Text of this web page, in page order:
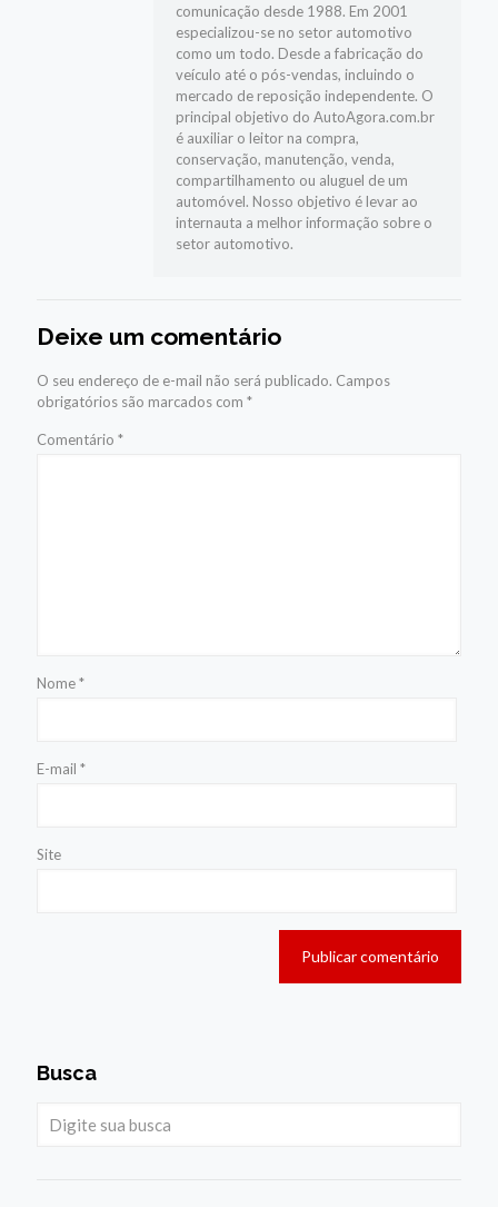
comunicação desde 1988. Em 2001
especializou-se no setor automotivo
como um todo. Desde a fabricação do
veículo até o pós-vendas, incluindo o
mercado de reposição independente. O
principal objetivo do AutoAgora.com.br
é auxiliar o leitor na compra,
conservação, manutenção, venda,
compartilhamento ou aluguel de um
automóvel. Nosso objetivo é levar ao
internauta a melhor informação sobre o
setor automotivo.
Deixe um comentário
O seu endereço de e-mail não será publicado. Campos
obrigatórios são marcados com *
Comentário *
Nome*
E-mail *
Site
Busca